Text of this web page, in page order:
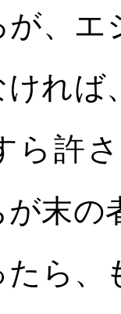
、エ
けれ
ら許
末の
ら、